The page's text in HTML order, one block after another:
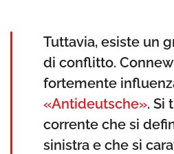
Tuttavia, esiste un
di conflitto.
fortemente
«Antideutsche». Si
corrente che si
sinistra e che si